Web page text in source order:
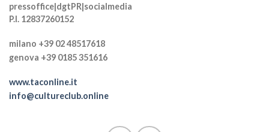
pressoffice|dgtPR|socialmedia
P.I. 12837260152
milano +39 02 48517618
genova +39 0185 351616
www.taconline.it
info@cultureclub.online